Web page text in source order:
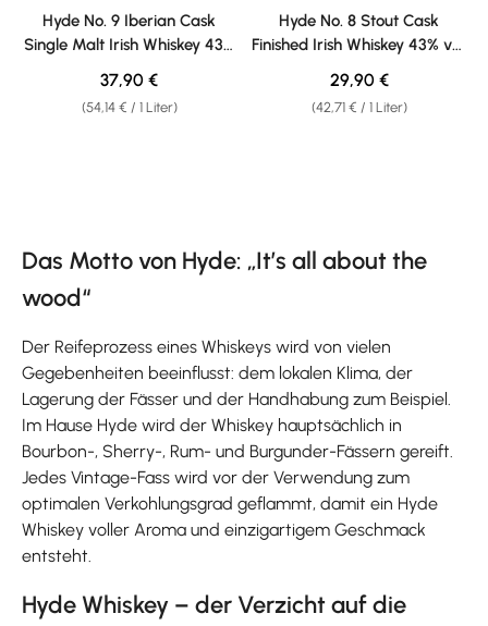
Durchschnittliche Bewertung von 4 von 5 Sternen
Hyde No. 9 Iberian Cask
Single Malt Irish Whiskey 43%
vol. 0,70l
(54,14 € / 1 Liter)
Regulärer Preis:
37,90 €
Hyde No. 8 Stout Cask
Finished Irish Whiskey 43% vol.
0,70l
(42,71 € / 1 Liter)
Regulärer Preis:
29,90 €
Das Motto von Hyde: „It’s all about the
wood“
Der Reifeprozess eines Whiskeys wird von vielen
Gegebenheiten beeinflusst: dem lokalen Klima, der
Lagerung der Fässer und der Handhabung zum Beispiel.
Im Hause Hyde wird der Whiskey hauptsächlich in
Bourbon-, Sherry-, Rum- und Burgunder-Fässern gereift.
Jedes Vintage-Fass wird vor der Verwendung zum
optimalen Verkohlungsgrad geflammt, damit ein Hyde
Whiskey voller Aroma und einzigartigem Geschmack
entsteht.
Hyde Whiskey – der Verzicht auf die